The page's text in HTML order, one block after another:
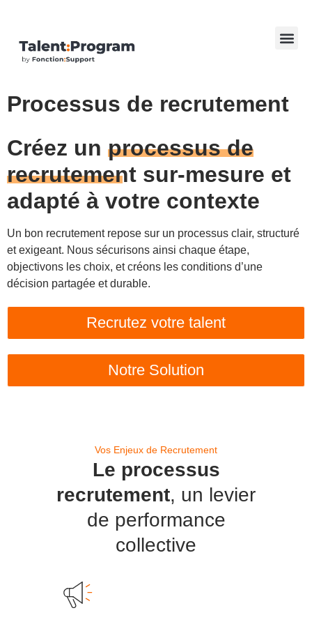
Processus de recrutement
Créez un processus de
recrutement sur-mesure et
adapté à votre contexte
Un bon recrutement repose sur un processus clair, structuré
et exigeant. Nous sécurisons ainsi chaque étape,
objectivons les choix, et créons les conditions d’une
décision partagée et durable.
Recrutez votre talent
Notre Solution
Vos Enjeux de Recrutement
Le processus
recrutement, un levier
de performance
collective